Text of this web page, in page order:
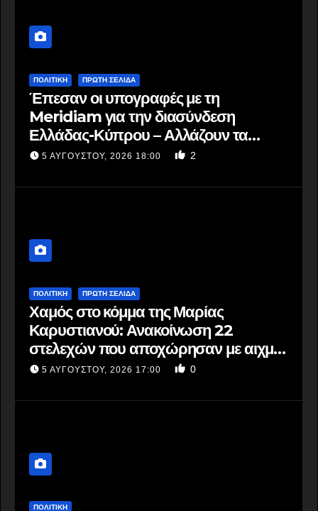
ΠΟΛΙΤΙΚΗ ΠΡΩΤΗ ΣΕΛΙΔΑ
Έπεσαν οι υπογραφές με τη
Meridiam για την διασύνδεση
Ελλάδας-Κύπρου – Αλλάζουν τα
δεδομένα στην περιοχή – Μεγαλύτερη
της χώρας
5 ΑΥΓΟΎΣΤΟΥ, 2026 18:00 2
ΠΟΛΙΤΙΚΗ ΠΡΩΤΗ ΣΕΛΙΔΑ
Χαμός στο κόμμα της Μαρίας
Καρυστιανού: Ανακοίνωση 22
στελεχών που αποχώρησαν με αιχμές
για έλλειψη διαφάνειας στις
5 ΑΥΓΟΎΣΤΟΥ, 2026 17:00 0
ΠΟΛΙΤΙΚΗ